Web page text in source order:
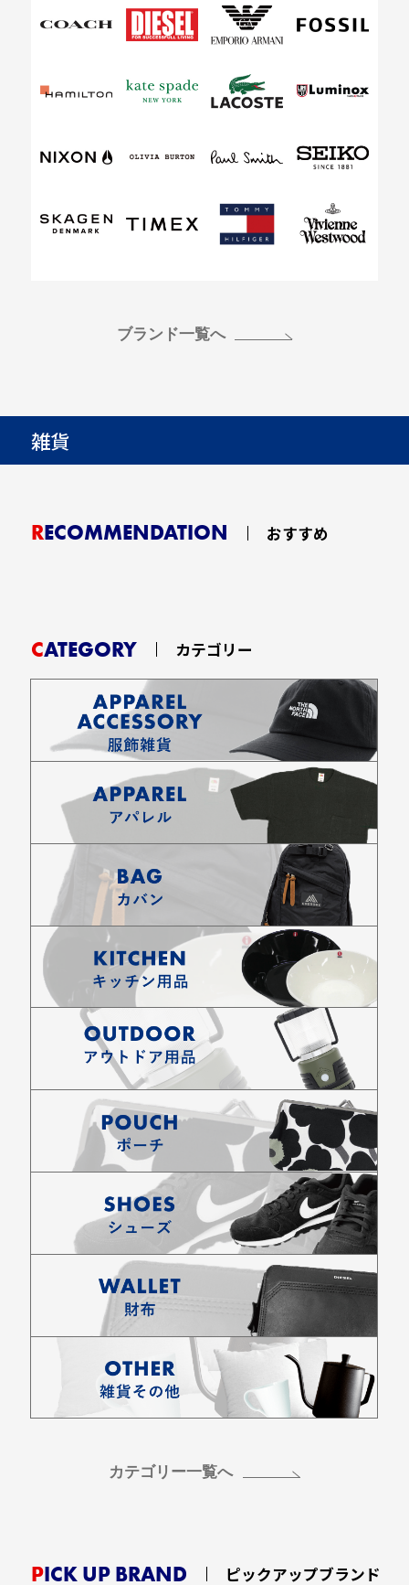
ブランド一覧へ
雑貨
RECOMMENDATION おすすめ
CATEGORY カテゴリー
カテゴリー一覧へ
PICK UP BRAND ピックアップブランド